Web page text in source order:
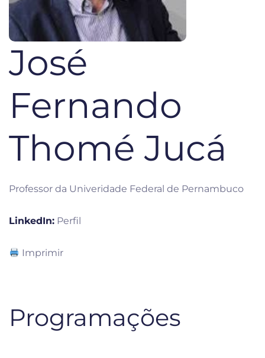
José
Fernando
Thomé Jucá
Professor da Univeridade Federal de Pernambuco
LinkedIn: Perfil
Imprimir
Programações